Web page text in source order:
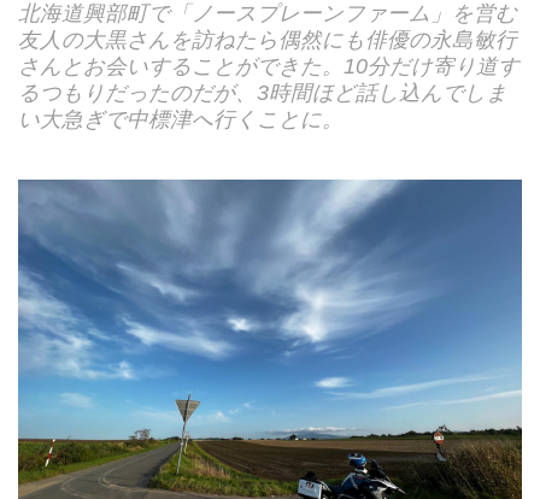
北海道興部町で「ノースプレーンファーム」を営む
友人の大黒さんを訪ねたら偶然にも俳優の永島敏行
さんとお会いすることができた。10分だけ寄り道す
るつもりだったのだが、3時間ほど話し込んでしま
い大急ぎで中標津へ行くことに。